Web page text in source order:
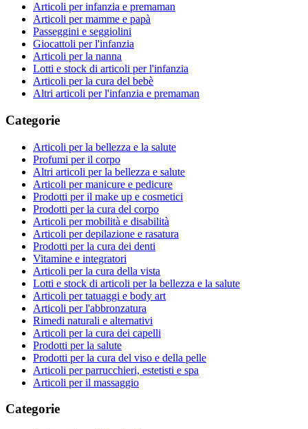
Articoli per infanzia e premaman
Articoli per mamme e papà
Passeggini e seggiolini
Giocattoli per l'infanzia
Articoli per la nanna
Lotti e stock di articoli per l'infanzia
Articoli per la cura del bebè
Altri articoli per l'infanzia e premaman
Categorie
Articoli per la bellezza e la salute
Profumi per il corpo
Altri articoli per la bellezza e salute
Articoli per manicure e pedicure
Prodotti per il make up e cosmetici
Prodotti per la cura del corpo
Articoli per mobilità e disabilità
Articoli per depilazione e rasatura
Prodotti per la cura dei denti
Vitamine e integratori
Articoli per la cura della vista
Lotti e stock di articoli per la bellezza e la salute
Articoli per tatuaggi e body art
Articoli per l'abbronzatura
Rimedi naturali e alternativi
Articoli per la cura dei capelli
Prodotti per la salute
Prodotti per la cura del viso e della pelle
Articoli per parrucchieri, estetisti e spa
Articoli per il massaggio
Categorie